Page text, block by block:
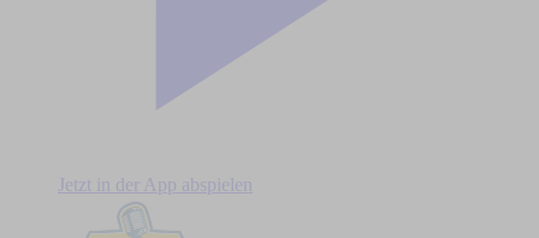
Jetzt in der App abspielen